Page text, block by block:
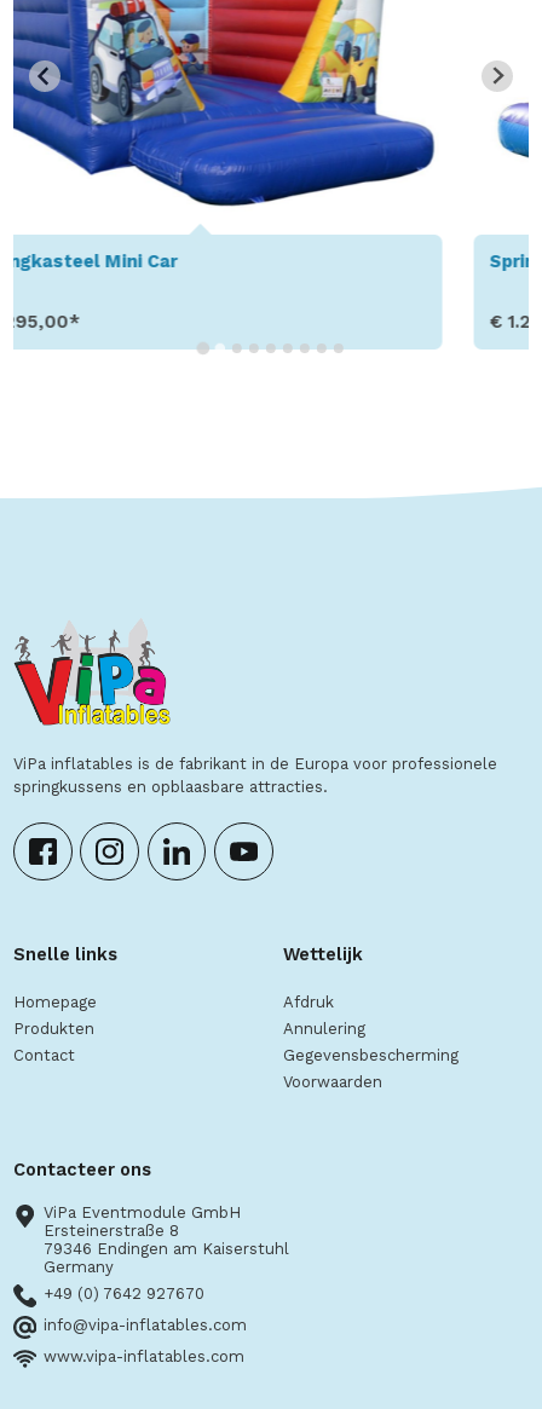
Springkussen Mini Circus
€ 1.295,00*
ViPa inflatables is de fabrikant in de Europa voor professionele
springkussens en opblaasbare attracties.
Snelle links
Homepage
Produkten
Contact
Wettelijk
Afdruk
Annulering
Gegevensbescherming
Voorwaarden
Contacteer ons
ViPa Eventmodule GmbH
Ersteinerstraße 8
79346 Endingen am Kaiserstuhl
Germany
+49 (0) 7642 927670
info@vipa-inflatables.com
www.vipa-inflatables.com